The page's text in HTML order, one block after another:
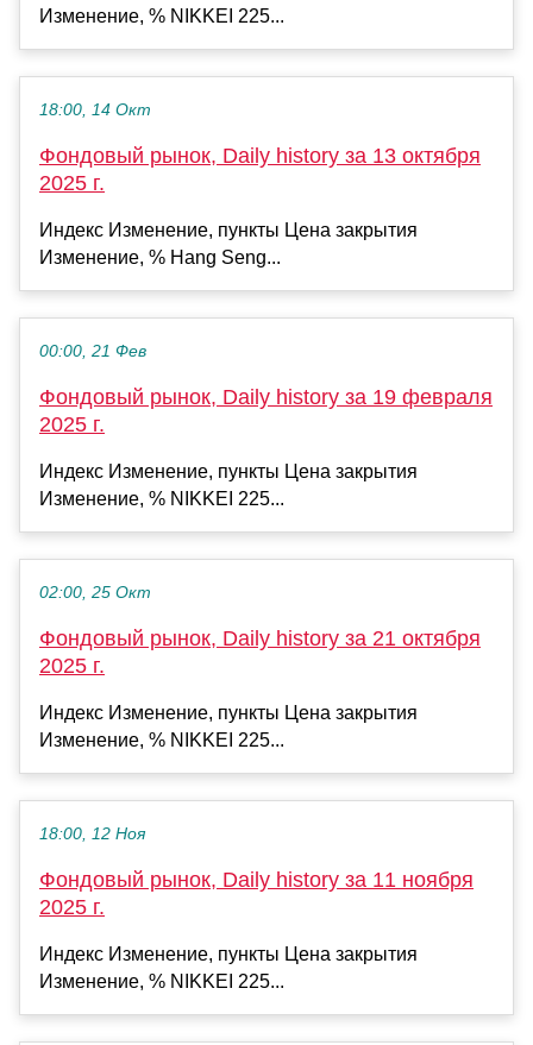
Изменение, % NIKKEI 225...
18:00, 14 Окт
Фондовый рынок, Daily history за 13 октября
2025 г.
Индекс Изменение, пункты Цена закрытия
Изменение, % Hang Seng...
00:00, 21 Фев
Фондовый рынок, Daily history за 19 февраля
2025 г.
Индекс Изменение, пункты Цена закрытия
Изменение, % NIKKEI 225...
02:00, 25 Окт
Фондовый рынок, Daily history за 21 октября
2025 г.
Индекс Изменение, пункты Цена закрытия
Изменение, % NIKKEI 225...
18:00, 12 Ноя
Фондовый рынок, Daily history за 11 ноября
2025 г.
Индекс Изменение, пункты Цена закрытия
Изменение, % NIKKEI 225...